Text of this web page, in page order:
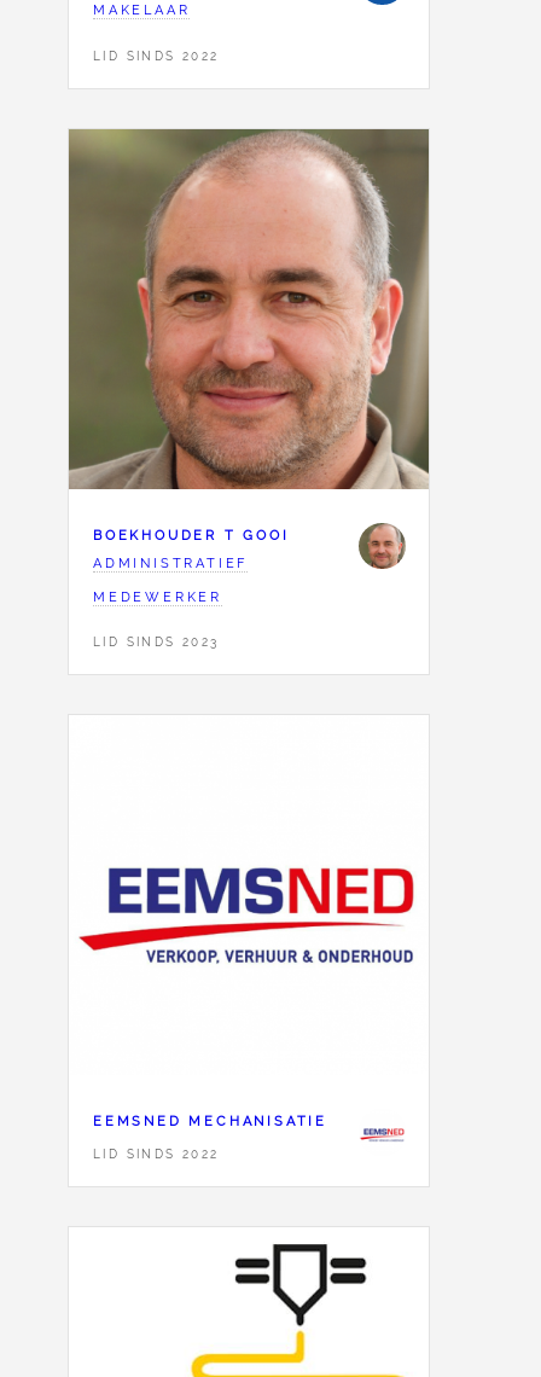
MAKELAAR
LID SINDS 2022
BOEKHOUDER T GOOI
ADMINISTRATIEF
MEDEWERKER
LID SINDS 2023
EEMSNED MECHANISATIE
LID SINDS 2022